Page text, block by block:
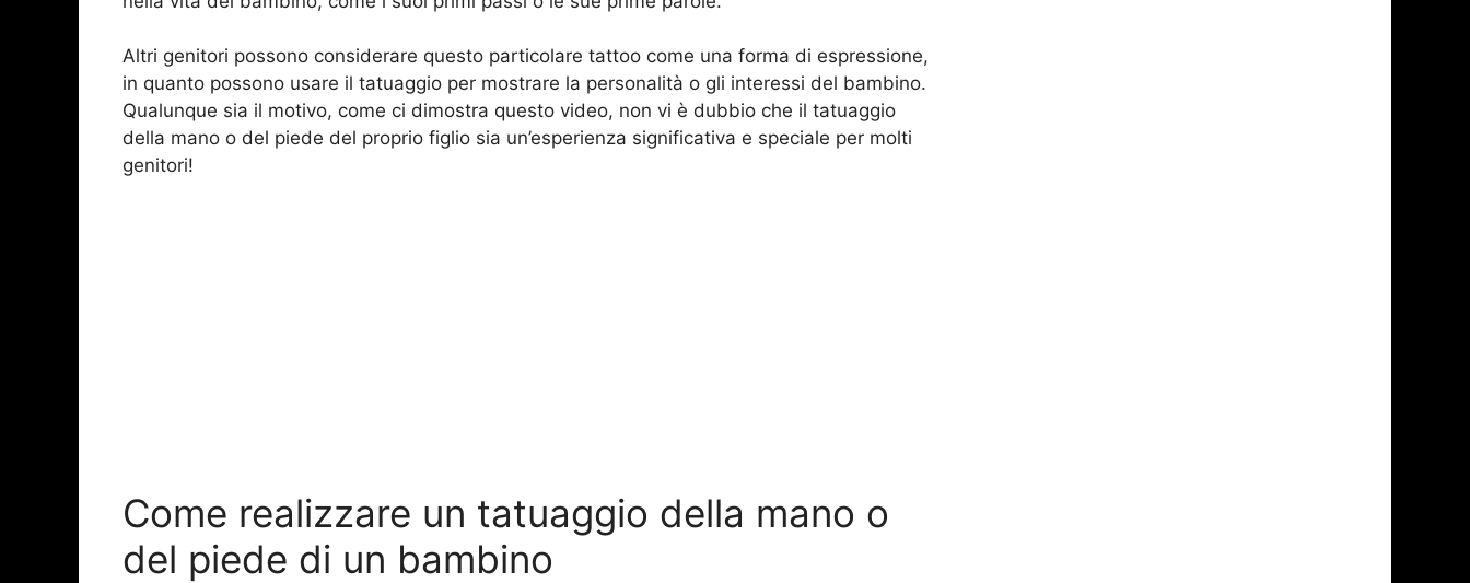
Altri genitori possono considerare questo particolare tattoo come una forma di espressione,
in quanto possono usare il tatuaggio per mostrare la personalità o gli interessi del bambino.
Qualunque sia il motivo, come ci dimostra questo video, non vi è dubbio che il tatuaggio
della mano o del piede del proprio figlio sia un’esperienza significativa e speciale per molti
genitori!
Come realizzare un tatuaggio della mano o
del piede di un bambino